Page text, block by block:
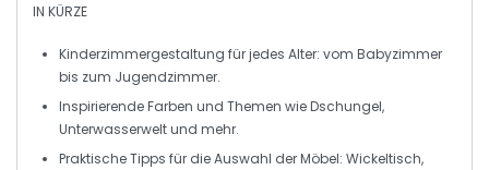
IN KÜRZE
Kinderzimmergestaltung für jedes Alter: vom Babyzimmer
bis zum Jugendzimmer.
InspirierendeFarben und Themen wie Dschungel,
Unterwasserwelt und mehr.
Praktische Tipps für die Auswahl derMöbel: Wickeltisch,